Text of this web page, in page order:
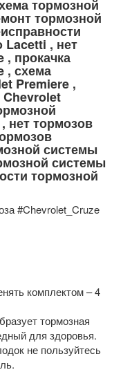
тормозной
тормозной
Lacetti , нет
, прокачка
, схема
Premiere ,
нет тормозов
системы
системы
тормозной
#Chevrolet_Cruze
комплектом – 4
тормозная
для здоровья.
не пользуйтесь